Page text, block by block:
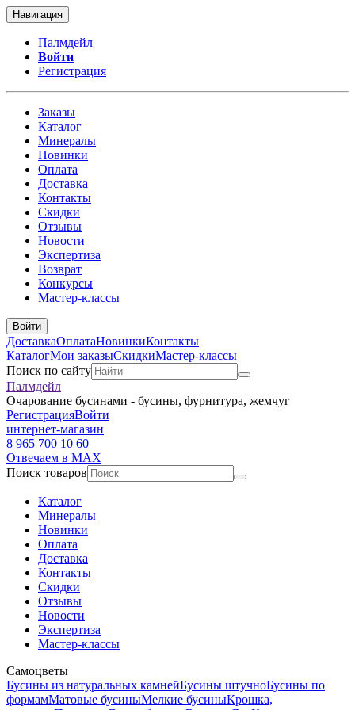
Навигация
Палмдейл
Войти
Регистрация
Заказы
Каталог
Минералы
Новинки
Оплата
Доставка
Контакты
Скидки
Отзывы
Новости
Экспертиза
Возврат
Конкурсы
Мастер-классы
Войти
ДоставкаОплатаНовинкиКонтакты
КаталогМои заказыСкидкиМастер-классы
Поиск по сайту
Палмдейл
Очарование бусинами - бусины, фурнитура, жемчуг
РегистрацияВойти
интернет-магазин
8 965 700 10 60
Отвечаем в MAX
Поиск товаров
Каталог
Минералы
Новинки
Оплата
Доставка
Контакты
Скидки
Отзывы
Новости
Экспертиза
Мастер-классы
Самоцветы
Бусины из натуральных камнейБусины штучноБусины по
формамМатовые бусиныМелкие бусиныКрошка,